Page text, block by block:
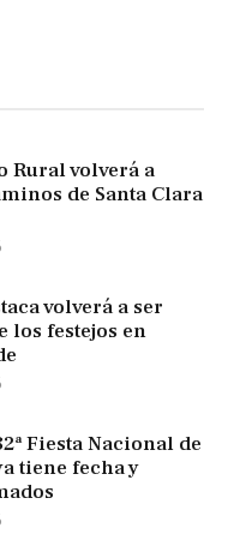
Rural volverá a
de Santa Clara
volverá a ser
los festejos en
Fiesta Nacional de
tiene fecha y